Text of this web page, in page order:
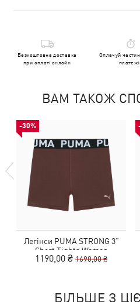
Безкоштовна доставка
при оплаті онлайн
Оплачуй
ВАМ ТАКОЖ
-30%
Легінси PUMA STRONG 3"
Short Tights Women
1190,00 ₴ 1690,00 ₴
БІЛЬШЕ З